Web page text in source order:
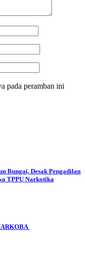
pada peramban ini
Bungai, Desak Pengadilan
TPPU Narkotika